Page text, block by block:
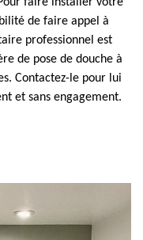
de faire appel à
professionnel est
de pose de douche à
Contactez-le pour lui
et sans engagement.